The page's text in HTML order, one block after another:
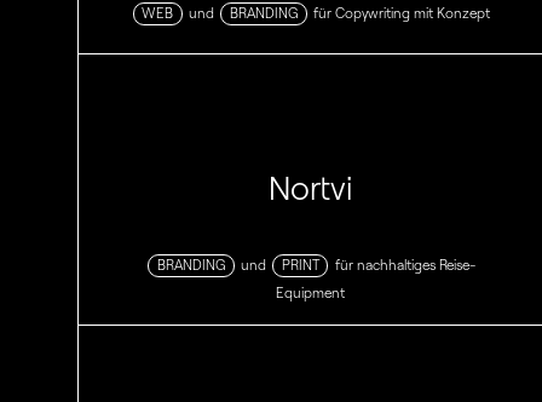
WEB und BRANDING für Copywriting mit Konzept
Nortvi
BRANDING und PRINT
für nachhaltiges Reise-
Equipment